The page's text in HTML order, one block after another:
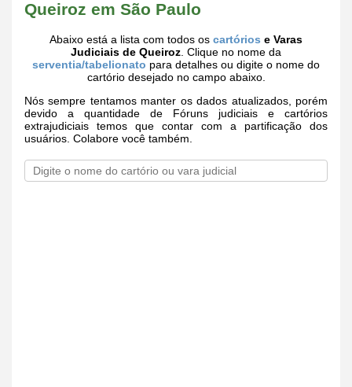
Queiroz em São Paulo
Abaixo está a lista com todos os cartórios e Varas
Judiciais de Queiroz . Clique no nome da
serventia/tabelionato para detalhes ou digite o nome do
cartório desejado no campo abaixo.
Nós sempre tentamos manter os dados atualizados, porém
devido a quantidade de Fóruns judiciais e cartórios
extrajudiciais temos que contar com a partificação dos
usuários. Colabore você também.